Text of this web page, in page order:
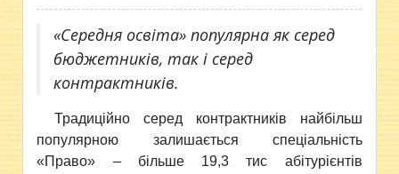
«Середня освіта» популярна як серед
бюджетників, так і серед
контрактників.
Традиційно серед контрактників найбільш
популярною залишається спеціальність
«Право» – більше 19,3 тис абітурієнтів